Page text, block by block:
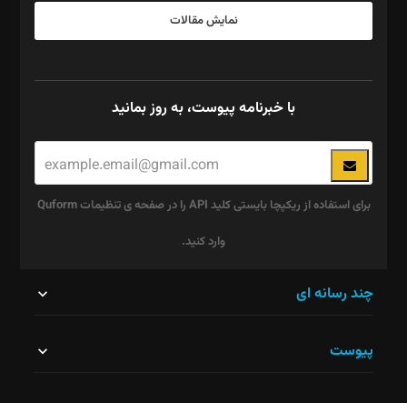
نمایش مقالات
با خبرنامه پیوست، به روز بمانید
برای استفاده از ریکپچا بایستی کلید API را در صفحه ی تنظیمات Quform
وارد کنید.
نباید
چند رسانه ای
پیوست